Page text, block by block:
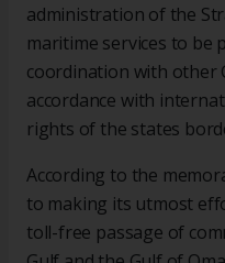
administration of the
maritime services to be
coordination with other
accordance with
rights of the states
According to the
to making its utmost
toll-free passage of